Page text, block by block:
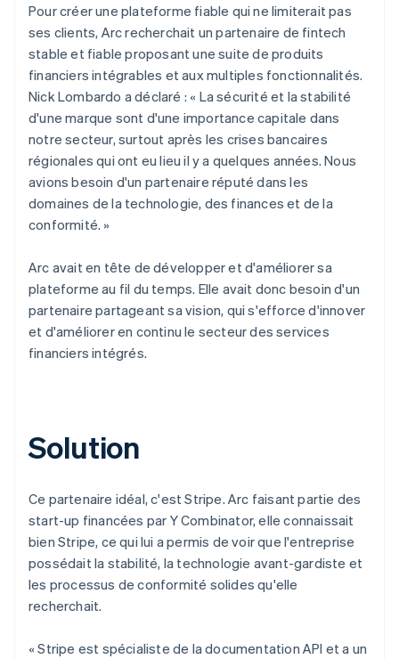
Pour créer une plateforme fiable qui ne limiterait pas
ses clients, Arc recherchait un partenaire de fintech
stable et fiable proposant une suite de produits
financiers intégrables et aux multiples fonctionnalités.
Nick Lombardo a déclaré : « La sécurité et la stabilité
d'une marque sont d'une importance capitale dans
notre secteur, surtout après les crises bancaires
régionales qui ont eu lieu il y a quelques années. Nous
avions besoin d'un partenaire réputé dans les
domaines de la technologie, des finances et de la
conformité. »
Arc avait en tête de développer et d'améliorer sa
plateforme au fil du temps. Elle avait donc besoin d'un
partenaire partageant sa vision, qui s'efforce d'innover
et d'améliorer en continu le secteur des services
financiers intégrés.
Solution
Ce partenaire idéal, c'est Stripe. Arc faisant partie des
start-up financées par Y Combinator, elle connaissait
bien Stripe, ce qui lui a permis de voir que l'entreprise
possédait la stabilité, la technologie avant-gardiste et
les processus de conformité solides qu'elle
recherchait.
« Stripe est spécialiste de la documentation API et a un